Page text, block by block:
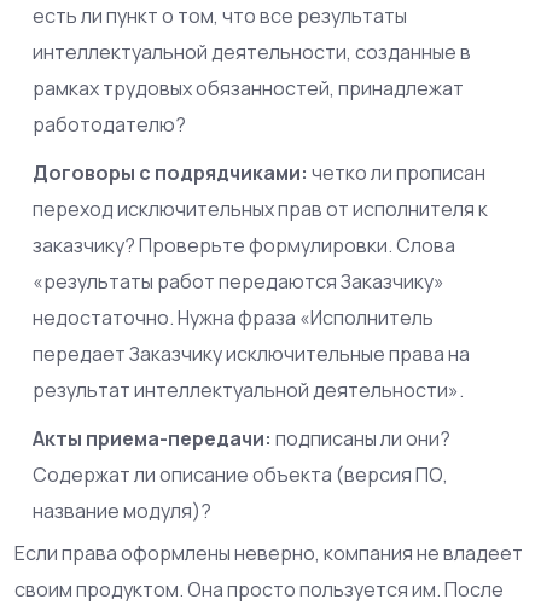
есть ли пункт о том, что все результаты
интеллектуальной деятельности, созданные в
рамках трудовых обязанностей, принадлежат
работодателю?
Договоры с подрядчиками: четко ли прописан
переход исключительных прав от исполнителя к
заказчику? Проверьте формулировки. Слова
«результаты работ передаются Заказчику»
недостаточно. Нужна фраза «Исполнитель
передает Заказчику исключительные права на
результат интеллектуальной деятельности».
Акты приема-передачи: подписаны ли они?
Содержат ли описание объекта (версия ПО,
название модуля)?
Если права оформлены неверно, компания не владеет
своим продуктом. Она просто пользуется им. После